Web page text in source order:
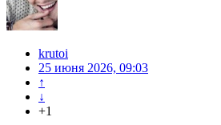
krutoi
25 июня 2026, 09:03
↑
↓
+1